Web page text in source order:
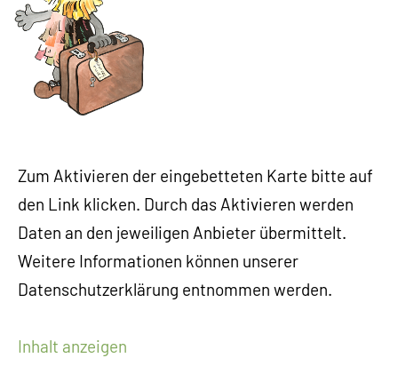
Zum Aktivieren der eingebetteten Karte bitte auf
den Link klicken. Durch das Aktivieren werden
Daten an den jeweiligen Anbieter übermittelt.
Weitere Informationen können unserer
Datenschutzerklärung entnommen werden.
Inhalt anzeigen